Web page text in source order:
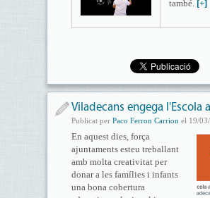
també. [+]
Viladecans engega l'Escola
Publicat per Paco Ferron Carrion el 19/
En aquest dies, força
ajuntaments esteu treballant
amb molta creativitat per
donar a les famílies i infants
una bona cobertura